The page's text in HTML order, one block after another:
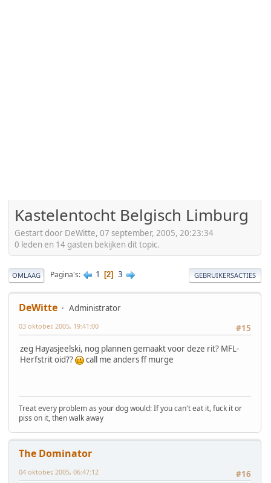
Kastelentocht Belgisch Limburg
Gestart door DeWitte, 07 september, 2005, 20:23:34
0 leden en 14 gasten bekijken dit topic.
OMLAAG Pagina's 1 2 3 GEBRUIKERSACTIES
DeWitte
Administrator
#15
03 oktober, 2005, 19:41:00
zeg Hayasjeelski, nog plannen gemaakt voor deze rit? MFL-
Herfstrit oid??
call me anders ff murge
Treat every problem as your dog would: If you can't eat it, fuck it or
piss on it, then walk away
The Dominator
#16
04 oktober, 2005, 06:47:12